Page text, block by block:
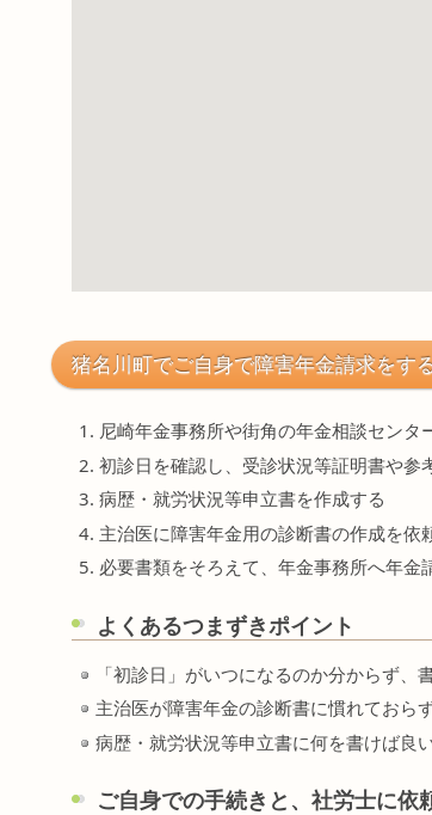
猪名川町でご自身で障害年金請求をす
尼崎年金事務所や街角の年金相談セン
初診日を確認し、受診状況等証明書や参
病歴・就労状況等申立書を作成する
主治医に障害年金用の診断書の作成を依
必要書類をそろえて、年金事務所へ年金
よくあるつまずきポイント
「初診日」がいつになるのか分からず、
主治医が障害年金の診断書に慣れておら
病歴・就労状況等申立書に何を書けば良
ご自身での手続きと、社労士に依